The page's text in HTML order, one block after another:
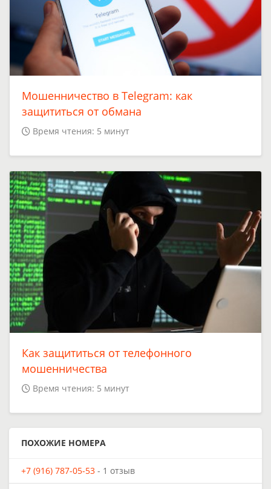
Мошенничество в Telegram: как
защититься от обмана
Время чтения: 5 минут
Как защититься от телефонного
мошенничества
Время чтения: 5 минут
ПОХОЖИЕ НОМЕРА
+7 (916) 787-05-53 - 1 отзыв